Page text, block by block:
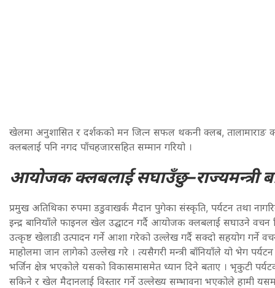
खेलमा अनुशासित र दर्शकको मन जित्न सफल थकनी क्लब, तालामाराङ
क्लबलाई पनि नगद पाँचहजारसहित सम्मान गरियो ।
आयोजक क्लबलाई सघाउँछु–राज्यमन्त्री
प्रमुख अतिथिका रुपमा डडुवाखर्क मैदान पुगेका संस्कृति, पर्यटन तथा
इन्द्र बानियाँले फाइनल खेल उद्घाटन गर्दै आयोजक क्लबलाई सघाउने
उत्कृष्ट खेलाडी उत्पादन गर्ने आशा गरेको उल्लेख गर्दै सक्दो सहयोग गर्ने
माहोलमा जान लागेको उल्लेख गरे । त्यसैगरी मन्त्री बाँनियाँले यो भेग
भर्जिन क्षेत्र भएकोले यसको विकासमासमेत ध्यान दिने बताए । भृकुटी
सकिने र खेल मैदानलाई विस्तार गर्ने उल्लेख्य सम्भावना भएकोले हामी